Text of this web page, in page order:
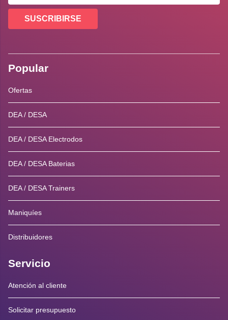
SUSCRIBIRSE
Popular
Ofertas
DEA / DESA
DEA / DESA Electrodos
DEA / DESA Baterias
DEA / DESA Trainers
Maniquíes
Distribuidores
Servicio
Atención al cliente
Solicitar presupuesto